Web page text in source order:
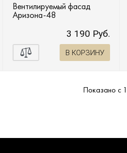
Вентилируемый фасад
Аризона-48
3 190 Руб.
В КОРЗИНУ
Показано с